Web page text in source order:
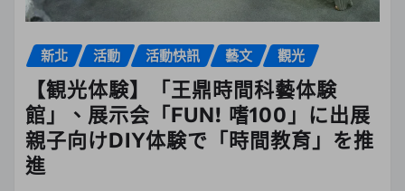
新北 活動 活動快訊 藝文 觀光
【観光体験】「王鼎時間科藝体験
館」、展示会「FUN! 嗜100」に出展
親子向けDIY体験で「時間教育」を推
進